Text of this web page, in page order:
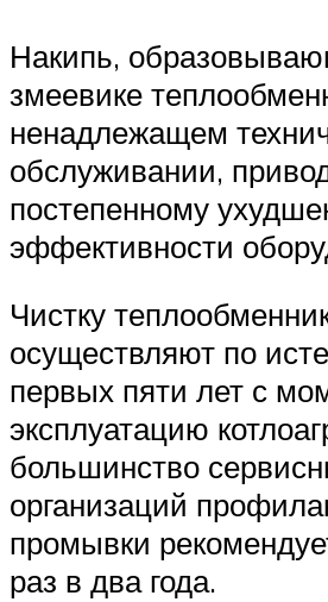
Накипь,
змеевике
ненадлежащем
обслуживании,
постепенному
эффективности
Чистку
осуществляют по
первых пяти лет с
эксплуатацию
большинство
организаций
промывки
раз в два года.